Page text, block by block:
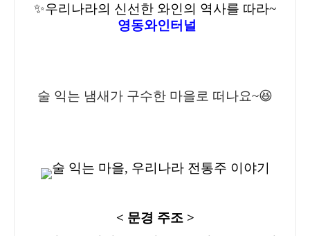
✨우리나라의 신선한 와인의 역사를 따라~
영동와인터널
술 익는 냄새가 구수한 마을로 떠나요~😆
< 문경 주조 >